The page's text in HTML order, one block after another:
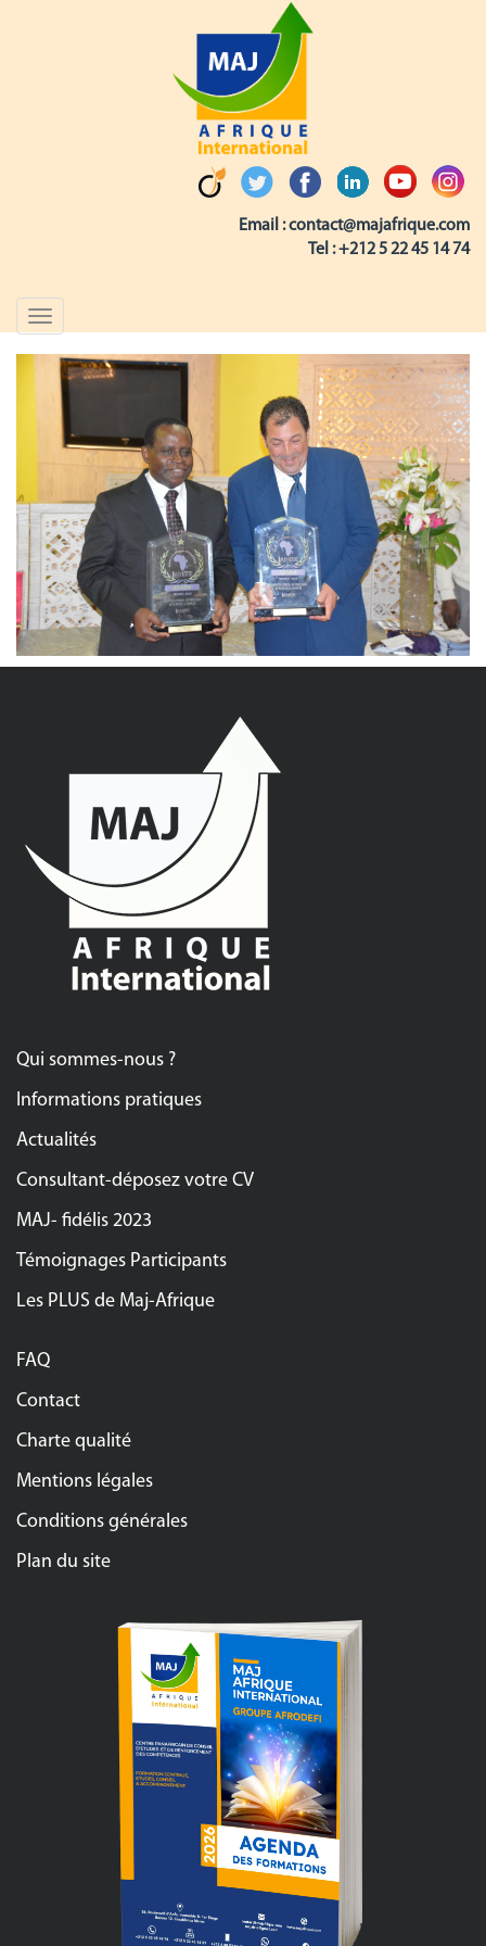
Email :contact@majafrique.com
Tel :+212 5 22 45 14 74
Toggle
navigation
Qui sommes-nous ?
Informations pratiques
Actualités
Consultant-déposez votre CV
MAJ- fidélis 2023
Témoignages Participants
Les PLUS de Maj-Afrique
FAQ
Contact
Charte qualité
Mentions légales
Conditions générales
Plan du site